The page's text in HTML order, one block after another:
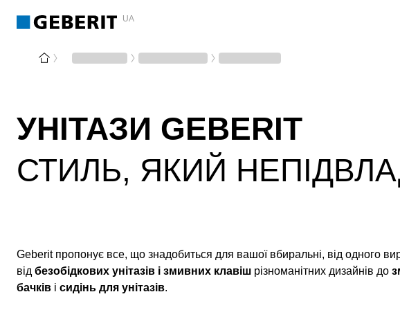
UA
УНІТАЗИ GEBERIT
СТИЛЬ, ЯКИЙ
Geberit пропонує все, що знадобиться для вашої вбиральні, від одного
від безобідкових унітазів і змивних клавіш різноманітних дизайнів до
бачків і сидінь для унітазів.